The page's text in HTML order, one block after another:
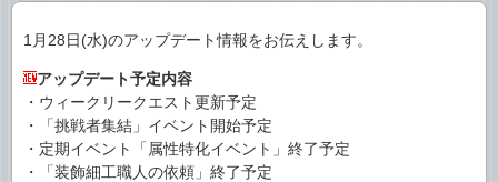
1月28日(水)のアップデート情報をお伝えします。
アップデート予定内容
・ウィークリークエスト更新予定
・「挑戦者集結」イベント開始予定
・定期イベント「属性特化イベント」終了予定
・「装飾細工職人の依頼」終了予定